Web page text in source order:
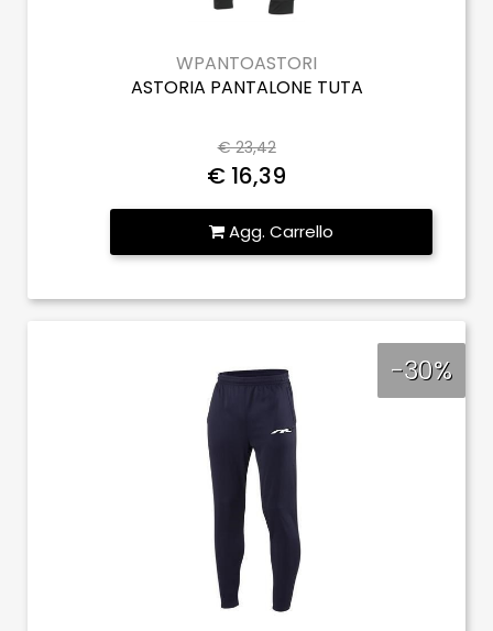
WPANTOASTORI
ASTORIA PANTALONE TUTA
€ 23,42
€ 16,39
Quantità
Agg. Carrello
-30%